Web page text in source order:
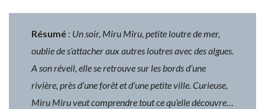
Résumé : Un soir, Miru Miru, petite loutre de mer,
oublie de s’attacher aux autres loutres avec des algues.
A son réveil, elle se retrouve sur les bords d’une
rivière, près d’une forêt et d’une petite ville. Curieuse,
Miru Miru veut comprendre tout ce qu’elle découvre…